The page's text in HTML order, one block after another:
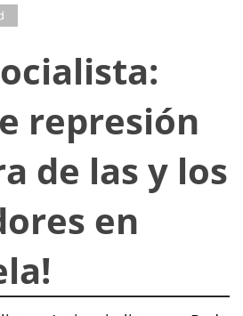
represión
de las y los
en